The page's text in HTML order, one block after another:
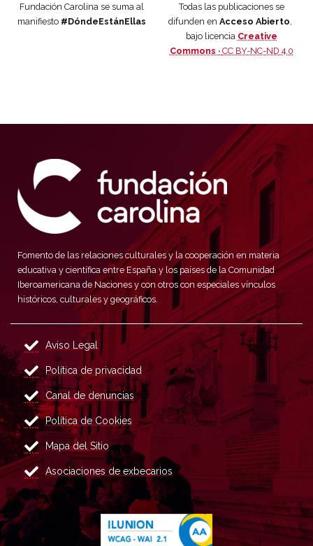
Fundación Carolina se suma al
manifiesto #DóndeEstánEllas
Todas las publicaciones se
difunden en Acceso Abierto
bajo licencia Creative
Commons · CC BY-NC-ND 4.0
Fomento de las relaciones culturales y la cooperación en materia
educativa y científica entre España y los países de la Comunidad
Iberoamericana de Naciones y con otros con especiales vínculos
históricos, culturales y geográficos.
Aviso Legal
Política de privacidad
Canal de denuncias
Política de Cookies
Mapa del Sitio
Asociaciones de exbecarios